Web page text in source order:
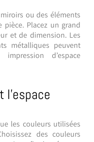
ou des éléments
pièce. Placez un grand
et de dimension. Les
métalliques peuvent
d’espace
l’espace
les couleurs utilisées
des couleurs